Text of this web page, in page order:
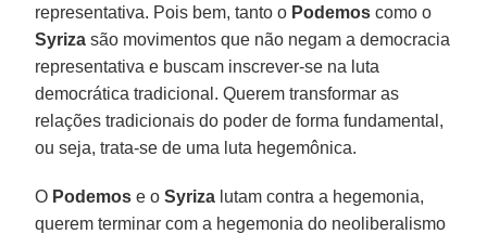
representativa. Pois bem, tanto o Podemos como o
Syriza são movimentos que não negam a democracia
representativa e buscam inscrever-se na luta
democrática tradicional. Querem transformar as
relações tradicionais do poder de forma fundamental,
ou seja, trata-se de uma luta hegemônica.
O Podemos e oSyriza lutam contra a hegemonia,
querem terminar com a hegemonia do neoliberalismo